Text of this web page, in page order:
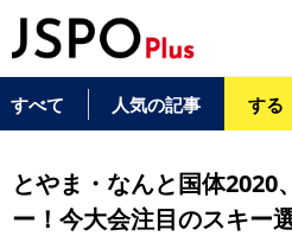
すべて 人気の記事 する
とやま・なんと国体2020
ー！今大会注目のスキー